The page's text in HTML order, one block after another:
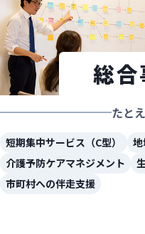
総合
たと
短期集中サービス（C型）
介護予防ケアマネジメント
市町村への伴走支援